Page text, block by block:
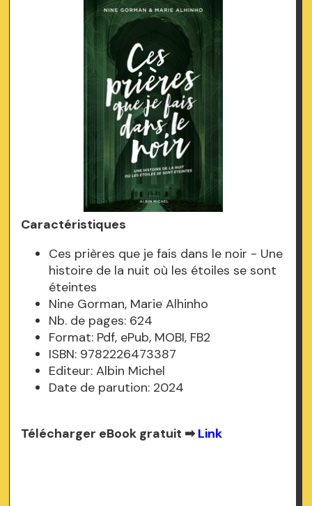
Caractéristiques
Ces prières que je fais dans le noir - Une
histoire de la nuit où les étoiles se sont
éteintes
Nine Gorman, Marie Alhinho
Nb. de pages: 624
Format: Pdf, ePub, MOBI, FB2
ISBN: 9782226473387
Editeur: Albin Michel
Date de parution: 2024
Télécharger eBook gratuit ➡Link